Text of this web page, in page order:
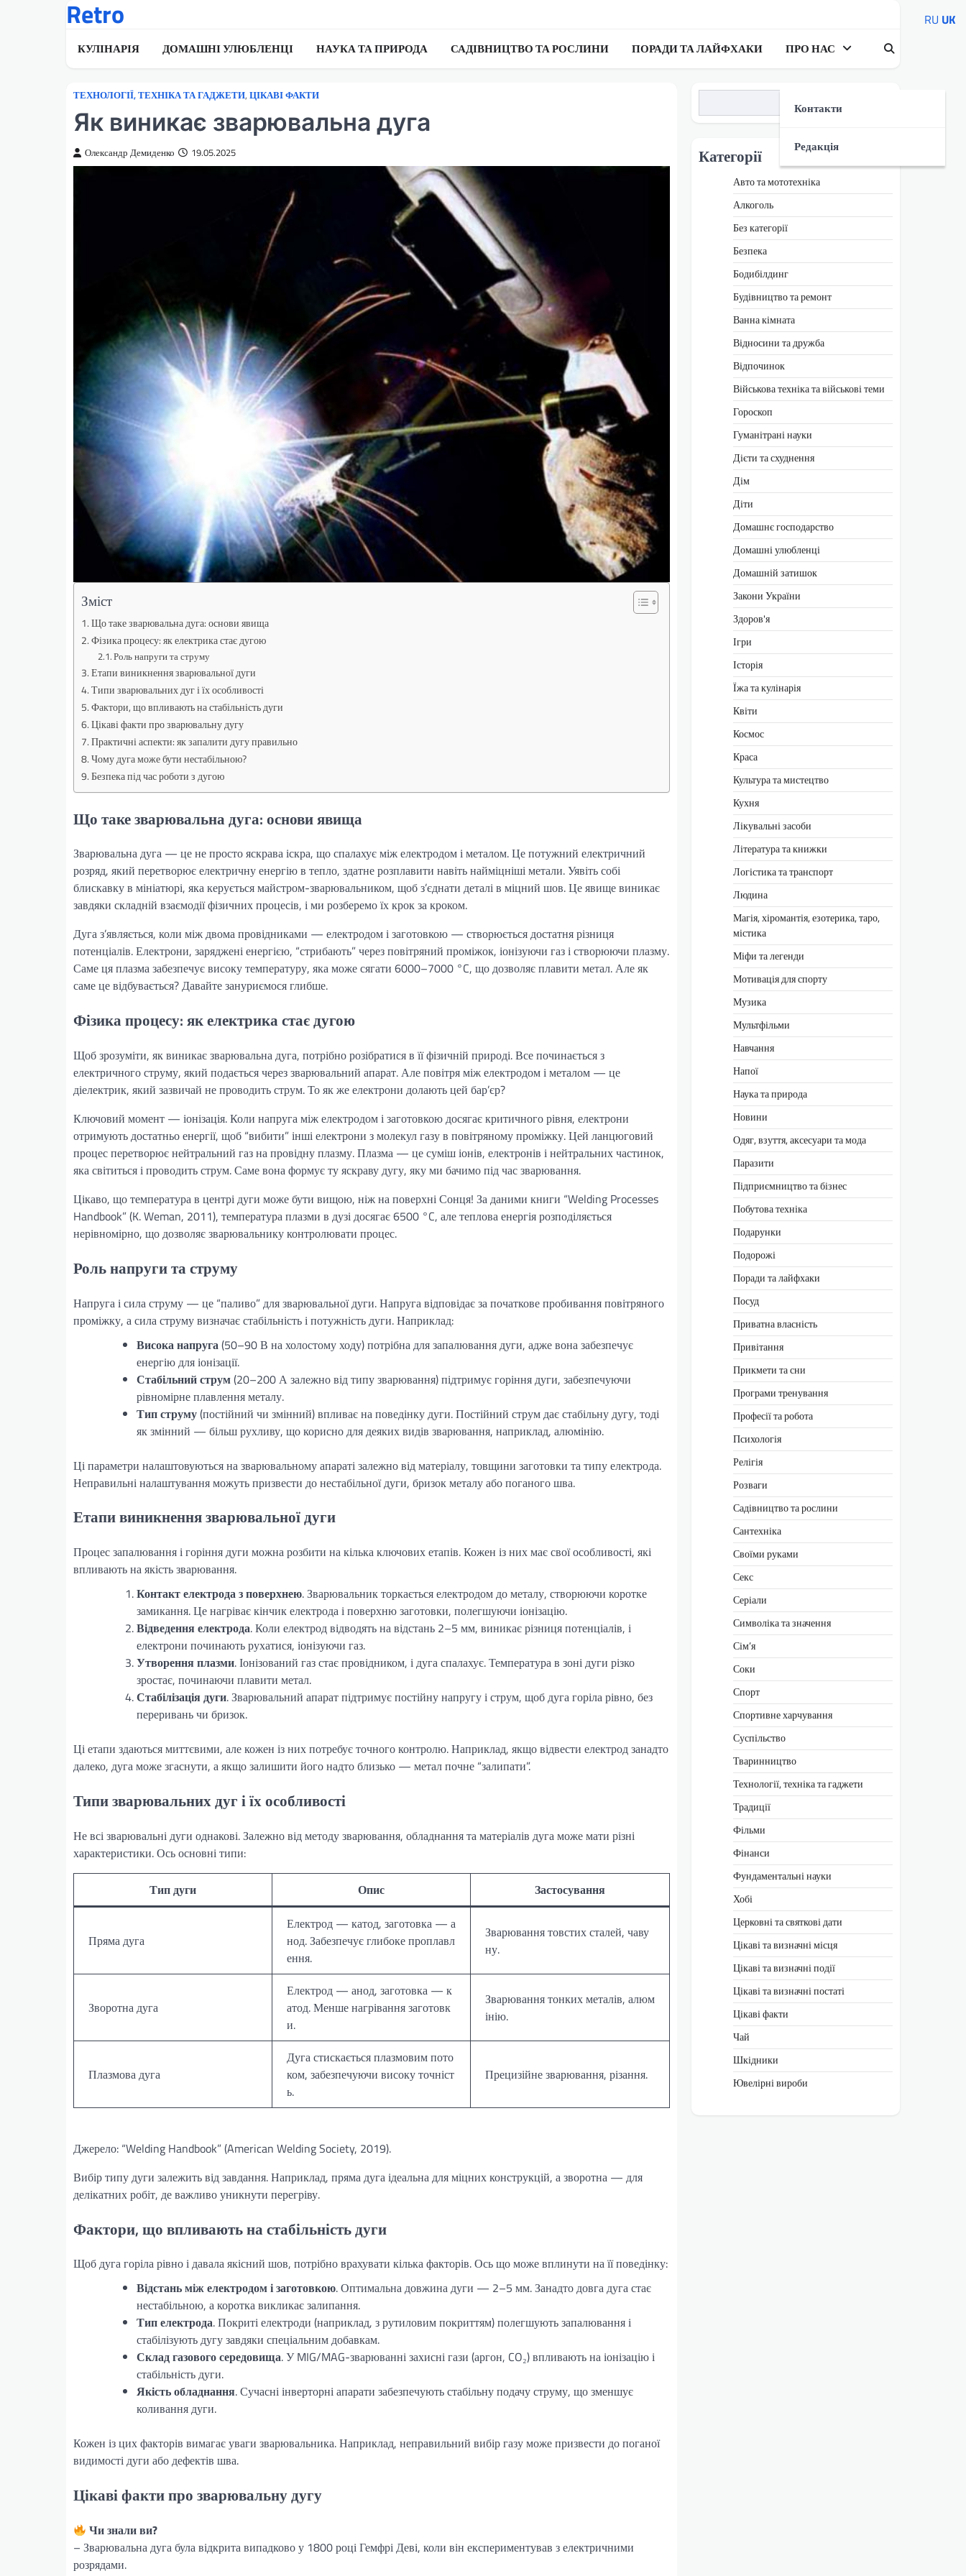
Retro
КУЛІНАРІЯ ДОМАШНІ УЛЮБЛЕНЦІ НАУКА ТА ПРИРОДА САДІВНИЦТВО ТА РОСЛИНИ ПОРАДИ ТА ЛАЙФХАКИ ПРО НАС
Контакти
Редакція
ТЕХНОЛОГІЇ, ТЕХНІКА ТА ГАДЖЕТИ, ЦІКАВІ ФАКТИ
Як виникає зварювальна дуга
Олександр Демиденко 19.05.2025
Зміст
Що таке зварювальна дуга: основи явища
Фізика процесу: як електрика стає дугою
Роль напруги та струму
Етапи виникнення зварювальної дуги
Типи зварювальних дуг і їх особливості
Фактори, що впливають на стабільність дуги
Цікаві факти про зварювальну дугу
Практичні аспекти: як запалити дугу правильно
Чому дуга може бути нестабільною?
Безпека під час роботи з дугою
Що таке зварювальна дуга: основи явища
Зварювальна дуга — це не просто яскрава іскра, що спалахує між електродом і металом. Це потужний електричний
розряд, який перетворює електричну енергію в тепло, здатне розплавити навіть найміцніші метали. Уявіть собі
блискавку в мініатюрі, яка керується майстром-зварювальником, щоб з’єднати деталі в міцний шов. Це явище виникає
завдяки складній взаємодії фізичних процесів, і ми розберемо їх крок за кроком.
Дуга з’являється, коли між двома провідниками — електродом і заготовкою — створюється достатня різниця
потенціалів. Електрони, заряджені енергією, “стрибають” через повітряний проміжок, іонізуючи газ і створюючи плазму.
Саме ця плазма забезпечує високу температуру, яка може сягати 6000–7000 °C, що дозволяє плавити метал. Але як
саме це відбувається? Давайте зануриємося глибше.
Фізика процесу: як електрика стає дугою
Щоб зрозуміти, як виникає зварювальна дуга, потрібно розібратися в її фізичній природі. Все починається з
електричного струму, який подається через зварювальний апарат. Але повітря між електродом і металом — це
діелектрик, який зазвичай не проводить струм. То як же електрони долають цей бар’єр?
Ключовий момент — іонізація. Коли напруга між електродом і заготовкою досягає критичного рівня, електрони
отримують достатньо енергії, щоб “вибити” інші електрони з молекул газу в повітряному проміжку. Цей ланцюговий
процес перетворює нейтральний газ на провідну плазму. Плазма — це суміш іонів, електронів і нейтральних частинок,
яка світиться і проводить струм. Саме вона формує ту яскраву дугу, яку ми бачимо під час зварювання.
Цікаво, що температура в центрі дуги може бути вищою, ніж на поверхні Сонця! За даними книги “Welding Processes
Handbook” (K. Weman, 2011), температура плазми в дузі досягає 6500 °C, але теплова енергія розподіляється
нерівномірно, що дозволяє зварювальнику контролювати процес.
Роль напруги та струму
Напруга і сила струму — це “паливо” для зварювальної дуги. Напруга відповідає за початкове пробивання повітряного
проміжку, а сила струму визначає стабільність і потужність дуги. Наприклад:
Висока напруга(50–90 В на холостому ходу) потрібна для запалювання дуги, адже вона забезпечує
енергію для іонізації.
Стабільний струм(20–200 А залежно від типу зварювання) підтримує горіння дуги, забезпечуючи
рівномірне плавлення металу.
Тип струму(постійний чи змінний) впливає на поведінку дуги. Постійний струм дає стабільну дугу, тоді
як змінний — більш рухливу, що корисно для деяких видів зварювання, наприклад, алюмінію.
Ці параметри налаштовуються на зварювальному апараті залежно від матеріалу, товщини заготовки та типу електрода.
Неправильні налаштування можуть призвести до нестабільної дуги, бризок металу або поганого шва.
Етапи виникнення зварювальної дуги
Процес запалювання і горіння дуги можна розбити на кілька ключових етапів. Кожен із них має свої особливості, які
впливають на якість зварювання.
Контакт електрода з поверхнею. Зварювальник торкається електродом до металу, створюючи коротке
замикання. Це нагріває кінчик електрода і поверхню заготовки, полегшуючи іонізацію.
Відведення електрода. Коли електрод відводять на відстань 2–5 мм, виникає різниця потенціалів, і
електрони починають рухатися, іонізуючи газ.
Утворення плазми. Іонізований газ стає провідником, і дуга спалахує. Температура в зоні дуги різко
зростає, починаючи плавити метал.
Стабілізація дуги. Зварювальний апарат підтримує постійну напругу і струм, щоб дуга горіла рівно, без
переривань чи бризок.
Ці етапи здаються миттєвими, але кожен із них потребує точного контролю. Наприклад, якщо відвести електрод занадто
далеко, дуга може згаснути, а якщо залишити його надто близько — метал почне “залипати”.
Типи зварювальних дуг і їх особливості
Не всі зварювальні дуги однакові. Залежно від методу зварювання, обладнання та матеріалів дуга може мати різні
характеристики. Ось основні типи:
Тип дуги Опис Застосування
Пряма дуга
Електрод — катод, заготовка — а
нод. Забезпечує глибоке проплавл
ення.
Зварювання товстих сталей, чаву
ну.
Зворотна дуга
Електрод — анод, заготовка — к
атод. Менше нагрівання заготовк
и.
Зварювання тонких металів, алюм
інію.
Плазмова дуга
Дуга стискається плазмовим пото
ком, забезпечуючи високу точніст
ь.
Прецизійне зварювання, різання.
Джерело: “Welding Handbook” (American Welding Society, 2019).
Вибір типу дуги залежить від завдання. Наприклад, пряма дуга ідеальна для міцних конструкцій, а зворотна — для
делікатних робіт, де важливо уникнути перегріву.
Фактори, що впливають на стабільність дуги
Щоб дуга горіла рівно і давала якісний шов, потрібно врахувати кілька факторів. Ось що може вплинути на її поведінку:
Відстань між електродом і заготовкою. Оптимальна довжина дуги — 2–5 мм. Занадто довга дуга стає
нестабільною, а коротка викликає залипання.
Тип електрода. Покриті електроди (наприклад, з рутиловим покриттям) полегшують запалювання і
стабілізують дугу завдяки спеціальним добавкам.
Склад газового середовища. У MIG/MAG-зварюванні захисні гази (аргон, CO₂) впливають на іонізацію і
стабільність дуги.
Якість обладнання. Сучасні інверторні апарати забезпечують стабільну подачу струму, що зменшує
коливання дуги.
Кожен із цих факторів вимагає уваги зварювальника. Наприклад, неправильний вибір газу може призвести до поганої
видимості дуги або дефектів шва.
Цікаві факти про зварювальну дугу
Чи знали ви?
– Зварювальна дуга була відкрита випадково у 1800 році Гемфрі Деві, коли він експериментував з електричними
розрядами.
Категорії
Авто та мототехніка
Алкоголь
Без категорії
Безпека
Бодибілдинг
Будівництво та ремонт
Ванна кімната
Відносини та дружба
Відпочинок
Військова техніка та військові теми
Гороскоп
Гуманітрані науки
Дієти та схуднення
Дім
Діти
Домашнє господарство
Домашні улюбленці
Домашній затишок
Закони України
Здоров'я
Ігри
Історія
Їжа та кулінарія
Квіти
Космос
Краса
Культура та мистецтво
Кухня
Лікувальні засоби
Література та книжки
Логістика та транспорт
Людина
Магія, хіромантія, езотерика, таро,
містика
Міфи та легенди
Мотивація для спорту
Музика
Мультфільми
Навчання
Напої
Наука та природа
Новини
Одяг, взуття, аксесуари та мода
Паразити
Підприємництво та бізнес
Побутова техніка
Подарунки
Подорожі
Поради та лайфхаки
Посуд
Приватна власність
Привітання
Прикмети та сни
Програми тренування
Професії та робота
Психологія
Релігія
Розваги
Садівництво та рослини
Сантехніка
Своїми руками
Секс
Серіали
Символіка та значення
Сім’я
Соки
Спорт
Спортивне харчування
Суспільство
Тваринництво
Технології, техніка та гаджети
Традиції
Фільми
Фінанси
Фундаментальні науки
Хобі
Церковні та святкові дати
Цікаві та визначні місця
Цікаві та визначні події
Цікаві та визначні постаті
Цікаві факти
Чай
Шкідники
Ювелірні вироби
RU UK